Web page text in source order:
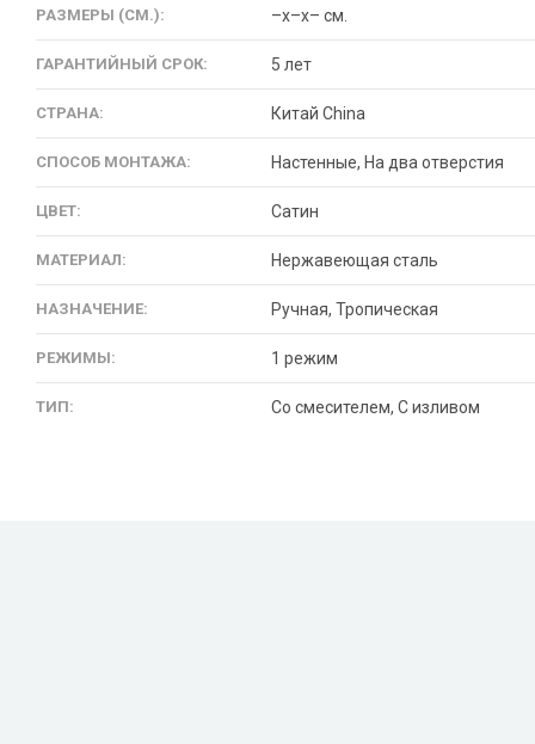
РАЗМЕРЫ (СМ.): –x–x– см.
ГАРАНТИЙНЫЙ СРОК: 5 лет
СТРАНА: Китай China
СПОСОБ МОНТАЖА: Настенные, На два отверстия
ЦВЕТ: Сатин
МАТЕРИАЛ: Нержавеющая сталь
НАЗНАЧЕНИЕ: Ручная, Тропическая
РЕЖИМЫ: 1 режим
ТИП: Со смесителем, С изливом